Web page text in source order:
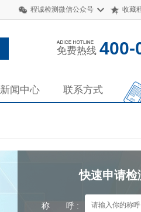
程诚检测微信公众号 收藏
免费热线 400-
新闻中心 联系方式
快速申请检
称 呼 :